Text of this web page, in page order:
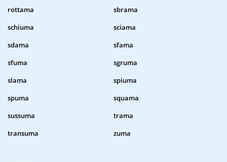
rottama
sbrama
schiuma
sciama
sdama
sfama
sfuma
sgruma
slama
spiuma
spuma
squama
sussuma
trama
transuma
zuma